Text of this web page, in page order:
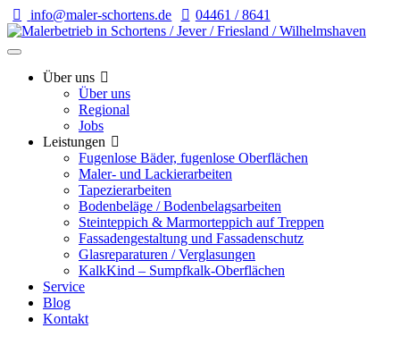
info@maler-schortens.de 04461 / 8641
Über uns
Über uns
Regional
Jobs
Leistungen
Fugenlose Bäder, fugenlose Oberflächen
Maler- und Lackierarbeiten
Tapezierarbeiten
Bodenbeläge / Bodenbelagsarbeiten
Steinteppich & Marmorteppich auf Treppen
Fassadengestaltung und Fassadenschutz
Glasreparaturen / Verglasungen
KalkKind – Sumpfkalk-Oberflächen
Service
Blog
Kontakt